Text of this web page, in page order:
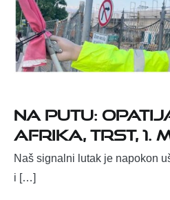
NA PUTU:
AFRIKA, TRST, 1.
Naš signalni lutak je napokon
i […]